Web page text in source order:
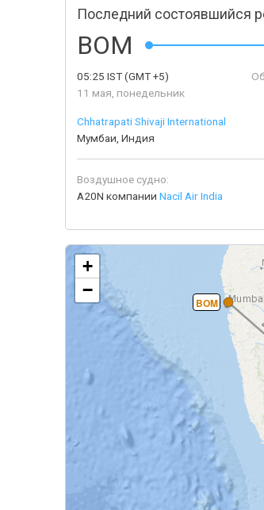
Последний состоявшийся
BOM
05:25 IST(GMT +5)
11 мая, понедельник
Chhatrapati Shivaji International
Мумбаи, Индия
Воздушное судно:
A20N компании Nacil Air India
BOM
+
−